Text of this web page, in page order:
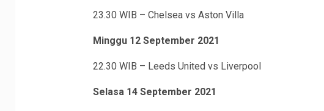
23.30 WIB – Chelsea vs Aston Villa
Minggu 12 September 2021
22.30 WIB – Leeds United vs Liverpool
Selasa 14 September 2021